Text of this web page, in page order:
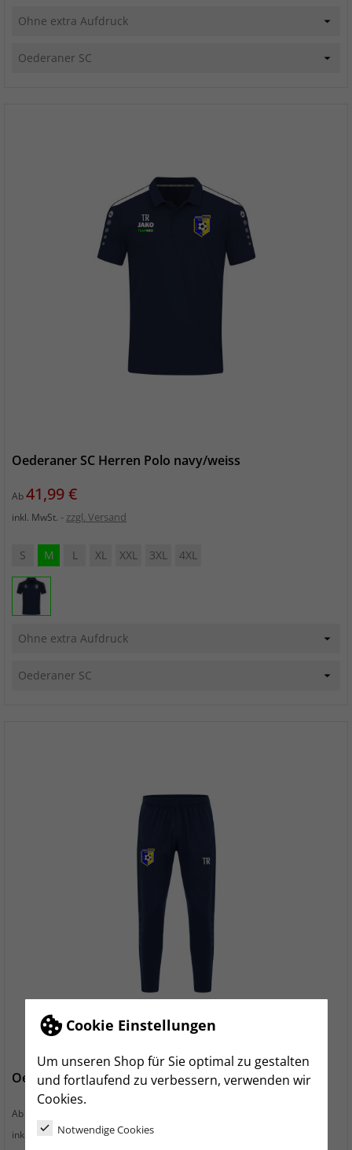
Cookie Einstellungen
Um unseren Shop für Sie optimal zu gestalten
und fortlaufend zu verbessern, verwenden wir
Cookies.
Notwendige Cookies
Oederaner SC Herren Polo navy/weiss
AbPreis
41,99 €
inkl. MwSt. zzgl. Versand
S M L XL XXL 3XL 4XL
Oederaner SC Herren Polyesterhose navy
Ab Preis
inkl. MwSt. zzgl. Versand